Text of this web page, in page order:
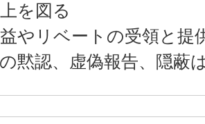
を図る
益やリベートの受領と提
の黙認、虚偽報告、隠蔽